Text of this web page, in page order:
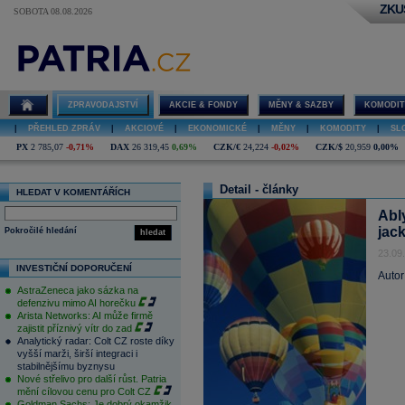
SOBOTA 08.08.2026
ZPRAVODAJSTVÍ AKCIE & FONDY MĚNY & SAZBY
PŘEHLED ZPRÁV AKCIOVÉ EKONOMICKÉ MĚNY KOMODITY
PX 2 785,07 -0,71% DAX 26 319,45 0,69% CZK/€ 24,224 -0,02% CZK/$ 20,959 0,00%
HLEDAT V KOMENTÁŘÍCH
hledat
Pokročilé hledání
INVESTIČNÍ DOPORUČENÍ
AstraZeneca jako sázka na
defenzivu mimo AI horečku
Arista Networks: AI může firmě
zajistit příznivý vítr do zad
Analytický radar: Colt CZ roste díky
vyšší marži, širší integraci i
stabilnějšímu byznysu
Nové střelivo pro další růst. Patria
mění cílovou cenu pro Colt CZ
Detail - články